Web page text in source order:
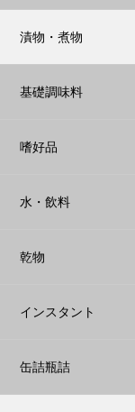
漬物・煮物
基礎調味料
嗜好品
水・飲料
乾物
インスタント
缶詰瓶詰